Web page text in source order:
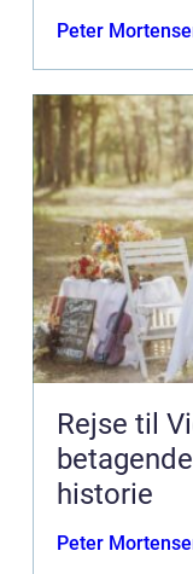
Peter
Rejse til
historie
Peter